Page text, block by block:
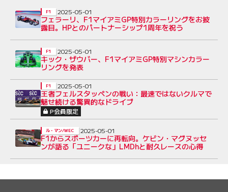
フェラーリ、F1マイアミGP特別カラーリングをお披
露目。HPとのパートナーシップ1周年を祝う
F1 2025-05-01
キック・ザウバー、F1マイアミGP特別マシンカラー
リングを発表
F1 2025-05-01
王者フェルスタッペンの戦い：最速ではないクルマで
魅せ続ける驚異的なドライブ
P会員限定
F1 2025-05-01
F1からスポーツカーに再転向。ケビン・マグヌッセ
ンが語る「ユニークな」LMDhと耐久レースの心得
ル・マン/WEC 2025-05-01